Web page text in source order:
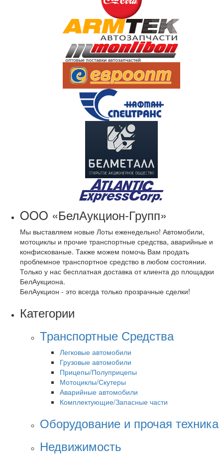
OOO «БелАукцион-Групп»
Мы выставляем новые Лоты еженедельно! Автомобили,
мотоциклы и прочие транспортные средства, аварийные и
конфискованые. Также можем помочь Вам продать
проблемное транспортное средство в любом состоянии.
Только у нас бесплатная доставка от клиента до площадки
БелАукциона.
БелАукцион - это всегда только прозрачные сделки!
Категории
Транспортные Средства
Легковые автомобили
Грузовые автомобили
Прицепы/Полуприцепы
Мотоциклы/Скутеры
Аварийные автомобили
Комплектующие/Запасные части
Оборудование и прочая техника
Недвижимость